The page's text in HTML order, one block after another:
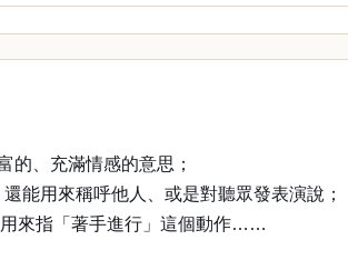
的、充滿情感的意思；
能用來稱呼他人、或是對聽眾發表演說；
來指「著手進行」這個動作……